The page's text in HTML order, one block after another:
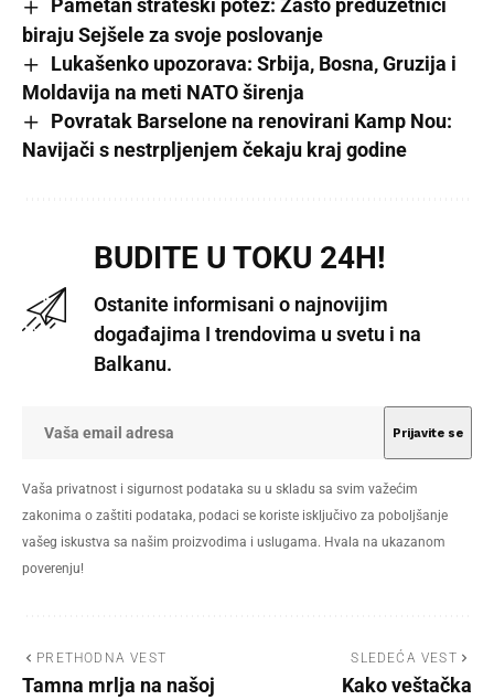
Pametan strateški potez: Zašto preduzetnici
biraju Sejšele za svoje poslovanje
Lukašenko upozorava: Srbija, Bosna, Gruzija i
Moldavija na meti NATO širenja
Povratak Barselone na renovirani Kamp Nou:
Navijači s nestrpljenjem čekaju kraj godine
BUDITE U TOKU 24H!
Ostanite informisani o najnovijim
događajima I trendovima u svetu i na
Balkanu.
Vaša privatnost i sigurnost podataka su u skladu sa svim važećim
zakonima o zaštiti podataka, podaci se koriste isključivo za poboljšanje
vašeg iskustva sa našim proizvodima i uslugama. Hvala na ukazanom
poverenju!
PRETHODNA VEST
Tamna mrlja na našoj
SLEDEĆA VEST
Kako veštačka